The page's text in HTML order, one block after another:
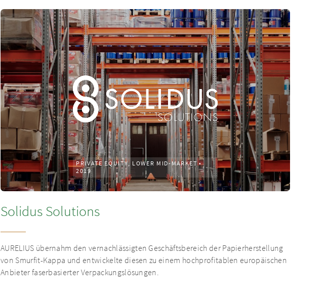
PRIVATE EQUITY, LOWER MID-MARKET •
2019
Solidus Solutions
AURELIUS übernahm den vernachlässigten Geschäftsbereich der Papierherstellung
von Smurfit-Kappa und entwickelte diesen zu einem hochprofitablen europäischen
Anbieter faserbasierter Verpackungslösungen.